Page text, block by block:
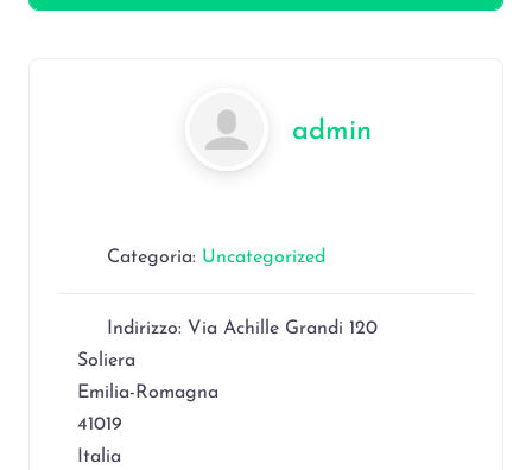
admin
Categoria: Uncategorized
Indirizzo: Via Achille Grandi 120
Soliera
Emilia-Romagna
41019
Italia